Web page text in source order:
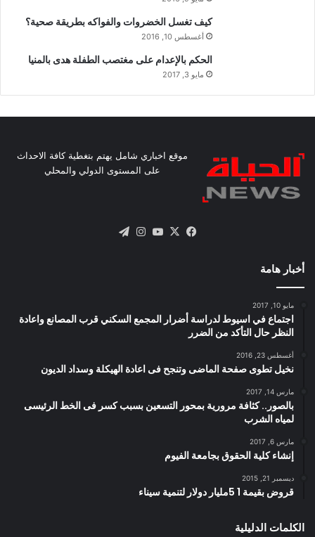
كيف تغسل الخضروات والفواكه بطريقة صحية؟
أغسطس 10, 2016
الحكم بالإعدام على مغتصب الطفلة هدى بالمنيا
مايو 3, 2017
موقع اخباري شامل يهتم بتغطية كافة الاحداث
على المستوى الدولي والمحلي
فيسبوك
X يوتيوبانستقرام
أخبار هامة
مايو 10, 2017
اجتماع في اسيوط لدراسة أضرار المجمع السكني قرب المصانع واعادة
النظر حال التأكد من الضرر
أغسطس 23, 2016
نخيل تطوى صفحة الماضى وتنجح فى اعادة الهيكلة وسداد الديون
مارس 14, 2017
بالصور.. كثافة مرورية بمحور التسعين بسبب كسر فى الخط الرئيسى
لمياه الشرب
مارس 6, 2017
إنشاء كلية الحقوق بجامعة الفيوم
ديسمبر 21, 2015
قروض بقيمة 1 5مليار دولار لتنمية سيناء
الكلمات الدليلية